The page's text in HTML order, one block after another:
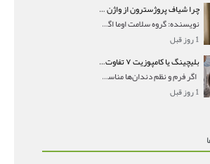
چرا شیاف پروژسترون از واژن بیرون می‌ریزد؟ میزان جذب و زمان صحیح مصرف
نویسنده: گروه سلامت اوما اگر بعد از گذاشتن شیاف پر
1 روز قبل
بلیچینگ یا کامپوزیت ۷ تفاوت مهم برای انتخاب درست
اگر فرم و نظم دندان‌ها مناسب است و مشکل
1 روز قبل